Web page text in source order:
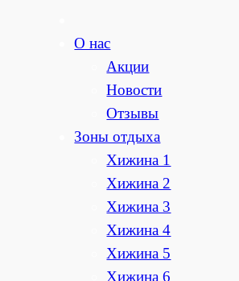
О нас
Акции
Новости
Отзывы
Зоны отдыха
Хижина 1
Хижина 2
Хижина 3
Хижина 4
Хижина 5
Хижина 6